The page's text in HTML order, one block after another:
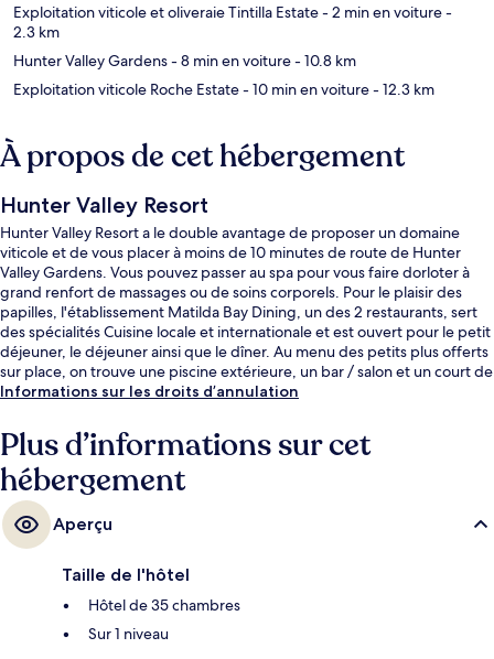
Exploitation viticole et oliveraie Tintilla Estate- 2 min en voiture-
2.3 km
Hunter Valley Gardens- 8 min en voiture- 10.8 km
Exploitation viticole Roche Estate- 10 min en voiture- 12.3 km
À propos de cet hébergement
Hunter Valley Resort
Hunter Valley Resort a le double avantage de proposer un domaine
viticole et de vous placer à moins de 10 minutes de route de Hunter
Valley Gardens. Vous pouvez passer au spa pour vous faire dorloter à
grand renfort de massages ou de soins corporels. Pour le plaisir des
papilles, l'établissement Matilda Bay Dining, un des 2 restaurants, sert
des spécialités Cuisine locale et internationale et est ouvert pour le petit
déjeuner, le déjeuner ainsi que le dîner. Au menu des petits plus offerts
sur place, on trouve une piscine extérieure, un bar / salon et un court de
tennis extérieur. Sympa non ? Les autres voyageurs adorent le
Informations sur les droits d’annulation
Plus d’informations sur cet
hébergement
Aperçu
Taille de l'hôtel
Hôtel de 35 chambres
Sur 1 niveau